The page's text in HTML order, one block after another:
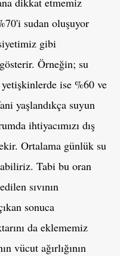
sudan oluşuyor
gibi
Örneğin; su
ise %60 ve
yaşlandıkça suyun
ihtiyacımızı dış
Ortalama günlük su
Tabi bu oran
sıvının
sonuca
da eklememiz
vücut ağırlığının